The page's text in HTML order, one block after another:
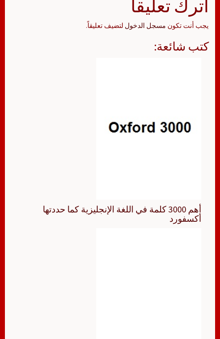
اترك تعليقاً
يجب أنت تكون مسجل الدخول لتضيف تعليقاً.
كتب شائعة:
أهم 3000 كلمة في اللغة الإنجليزية كما حددتها
أكسفورد